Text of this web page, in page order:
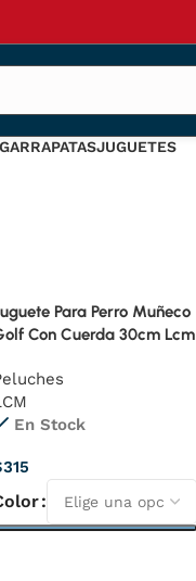
JUGUETES
Para Perro Muñeco
Con Cuerda 30cm Lcm
En Stock
315